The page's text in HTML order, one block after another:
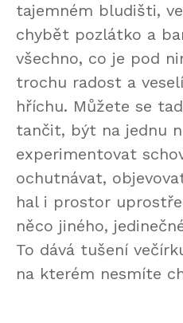
tajemném bludišti,
chybět pozlátko a
všechno, co je pod
trochu radost a
hříchu. Můžete se
tančit, být na jednu
experimentovat
ochutnávat,
hal i prostor
něco jiného,
To dává tušení
na kterém nesmíte